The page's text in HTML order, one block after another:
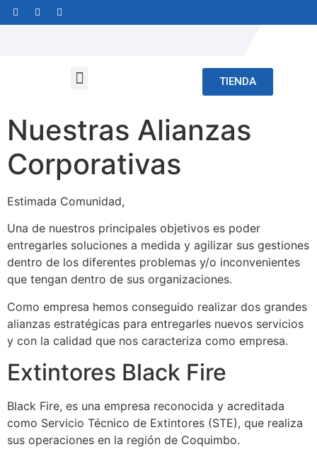
TIENDA
Nuestras Alianzas
Corporativas
Estimada Comunidad,
Una de nuestros principales objetivos es poder
entregarles soluciones a medida y agilizar sus gestiones
dentro de los diferentes problemas y/o inconvenientes
que tengan dentro de sus organizaciones.
Como empresa hemos conseguido realizar dos grandes
alianzas estratégicas para entregarles nuevos servicios
y con la calidad que nos caracteriza como empresa.
Extintores Black Fire
Black Fire, es una empresa reconocida y acreditada
como Servicio Técnico de Extintores (STE), que realiza
sus operaciones en la región de Coquimbo.